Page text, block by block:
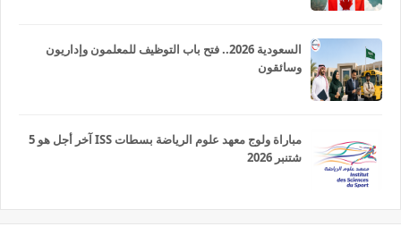
السعودية 2026.. فتح باب التوظيف للمعلمون وإداريون
وسائقون
مباراة ولوج معهد علوم الرياضة بسطات ISS آخر أجل هو 5
شتنبر 2026